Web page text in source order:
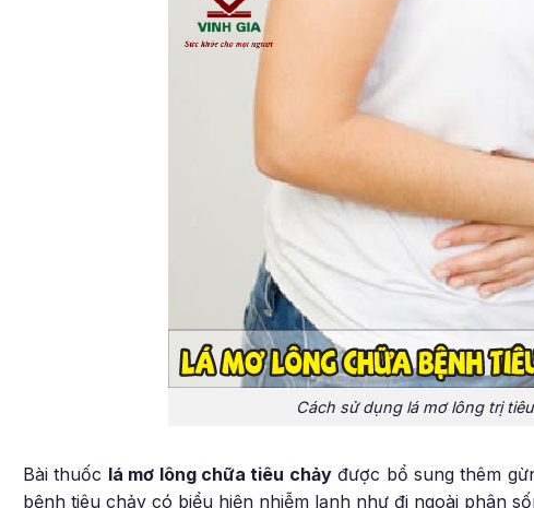
Cách sử dụng lá mơ lông trị
Bài thuốc lá mơ lông chữa tiêu chảyđược bổ sung thêm
bệnh tiêu chảy có biểu hiện nhiễm lạnh như đi ngoài phân